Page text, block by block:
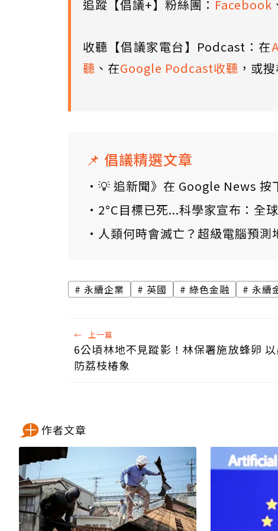
追蹤【倡議+】粉絲團： Facebook
收聽【倡議家電台】Podcast：在
聽 、在Google Podcast收聽 ，或
📌 倡議精選文章
💡 追新聞》在 Google News 按
2°C目標已死...科學家宣布：全
人類何時會滅亡？超級電腦預測
永續企業 英國 綠色金融 永續
← 上一篇
6公頃林地不見蹤影！林保署施放蜂卵
防荔枝椿象
作者文章